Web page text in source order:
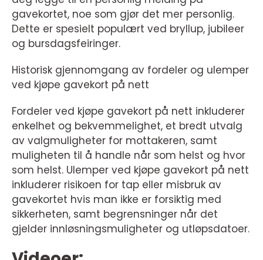
gavekortet, noe som gjør det mer personlig.
Dette er spesielt populært ved bryllup, jubileer
og bursdagsfeiringer.
Historisk gjennomgang av fordeler og ulemper
ved kjøpe gavekort på nett
Fordeler ved kjøpe gavekort på nett inkluderer
enkelhet og bekvemmelighet, et bredt utvalg
av valgmuligheter for mottakeren, samt
muligheten til å handle når som helst og hvor
som helst. Ulemper ved kjøpe gavekort på nett
inkluderer risikoen for tap eller misbruk av
gavekortet hvis man ikke er forsiktig med
sikkerheten, samt begrensninger når det
gjelder innløsningsmuligheter og utløpsdatoer.